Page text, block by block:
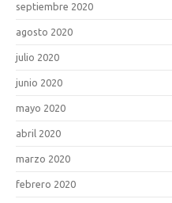
septiembre 2020
agosto 2020
julio 2020
junio 2020
mayo 2020
abril 2020
marzo 2020
febrero 2020